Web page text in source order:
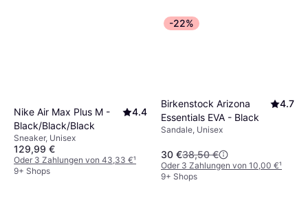
Nike Air Max Plus M -
Black/Black/Black
4.4
Sneaker, Unisex
129,99 €
Oder 3 Zahlungen von 43,33 €¹
9+ Shops
-22%
Birkenstock Arizona
Essentials EVA - Black
4.7
Sandale, Unisex
30 €38,50 €
Oder 3 Zahlungen von 10,00 €¹
9+ Shops